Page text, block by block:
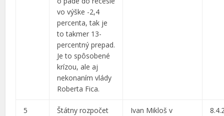
vo výške -2,4
percenta, tak je
to takmer 13-
percentný prepad.
Je to spôsobené
krízou, ale aj
nekonaním vlády
Roberta Fica.
5
Štátny rozpočet
Ivan Mikloš v